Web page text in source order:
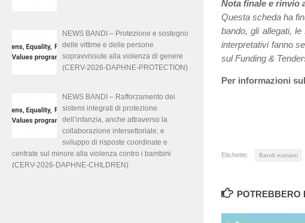
Nota finale e rinvio
Questa scheda ha
bando, gli allegati,
interpretativi fanno
sul Funding &
Per informazioni
Etichette: Bandi europei
POTREBBERO
NEWS BANDI – Protezione e sostegno
delle vittime e delle persone
sopravvissute alla violenza di genere
(CERV-2026-DAPHNE-PROTECTION)
NEWS BANDI – Rafforzamento dei
sistemi integrati di protezione
dell’infanzia, anche attraverso la
collaborazione intersettoriale, e
sviluppo di risposte coordinate e
centrate sul minore alla violenza contro i bambini
(CERV-2026-DAPHNE-CHILDREN)